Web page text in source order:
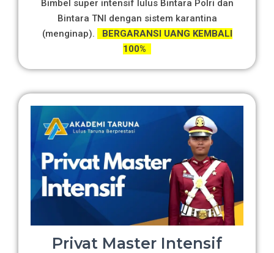
Bimbel super intensif lulus Bintara Polri dan
Bintara TNI dengan sistem karantina
(menginap).
BERGARANSI UANG KEMBALI
100%
Privat Master Intensif